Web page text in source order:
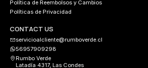
Política de Reembolsos y Cambios
Políticas de Privacidad
CONTACT US
servicioalcliente@rumboverde.cl
56957909298
Rumbo Verde
Latadía 4317, Las Condes